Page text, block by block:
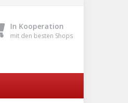
In Kooperation
mit den besten Shops